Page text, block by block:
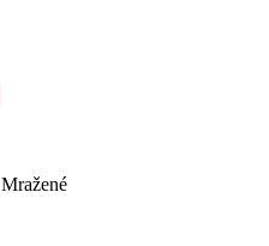
Mražené